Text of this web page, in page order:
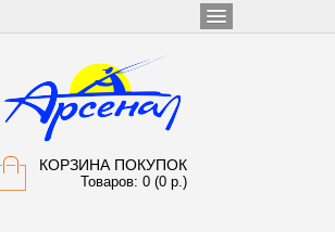
КОРЗИНА ПОКУПОК
Товаров: 0 (0 р.)